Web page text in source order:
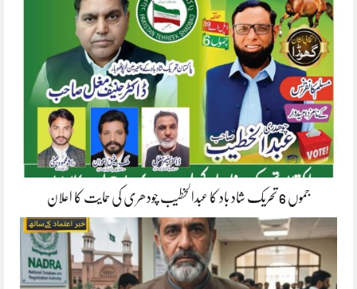
جموں 6 تحریک شاد باد کا عبدالخطیب چودھری کی حمایت کا اعلان